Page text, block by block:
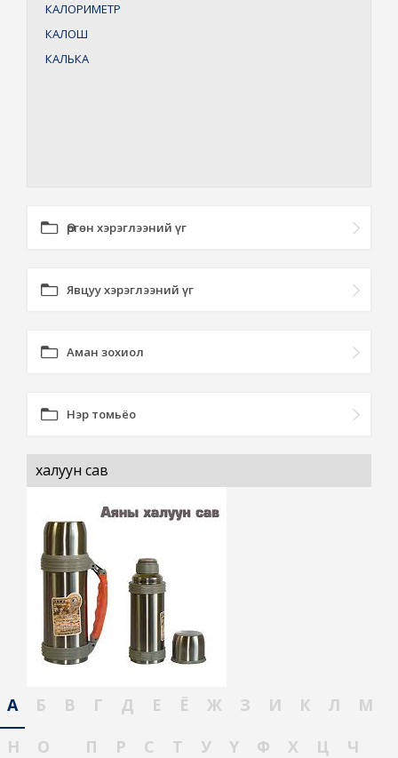
КАЛОРИМЕТР
КАЛОШ
КАЛЬКА
Өргөн хэрэглээний үг
Явцуу хэрэглээний үг
Аман зохиол
Нэр томьёо
халуун сав
А Б В Г Д Е Ё Ж З И К Л
М
Н
О П Р С Т У Ү Ф Х Ц
Ч